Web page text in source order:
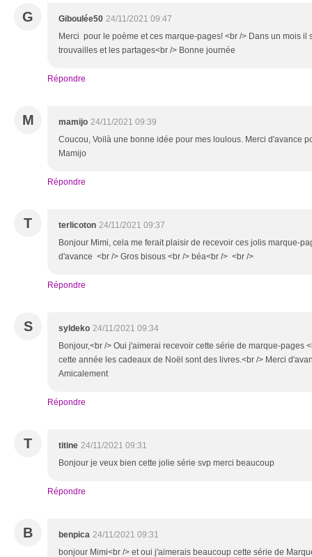
G Giboulée50 24/11/2021 09:47
Merci pour le poème et ces marque-pages! <br /> Dans un mois il
trouvailles et les partages<br /> Bonne journée
Répondre
M mamijo 24/11/2021 09:39
Coucou, Voilà une bonne idée pour mes loulous. Merci d'avance
Mamijo
Répondre
T terlicoton 24/11/2021 09:37
Bonjour Mimi, cela me ferait plaisir de recevoir ces jolis marque-
d'avance <br /> Gros bisous <br /> béa<br /> <br />
Répondre
S syldeko 24/11/2021 09:34
Bonjour,<br /> Oui j'aimerai recevoir cette série de marque-pages
cette année les cadeaux de Noël sont des livres.<br /> Merci
Amicalement
Répondre
T titine 24/11/2021 09:31
Bonjour je veux bien cette jolie série svp merci beaucoup
Répondre
B benpica 24/11/2021 09:31
bonjour Mimi<br /> et oui j'aimerais beaucoup cette série de